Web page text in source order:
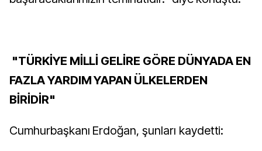
"TÜRKİYE MİLLİ GELİRE GÖRE DÜNYADA EN
FAZLA YARDIM YAPAN ÜLKELERDEN
BİRİDİR"
Cumhurbaşkanı Erdoğan, şunları kaydetti: